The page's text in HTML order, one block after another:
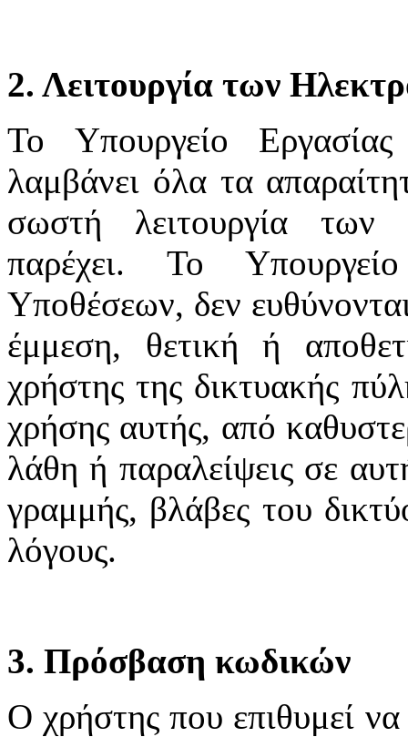
2. Λειτουργία των
Το Υπουργείο
λαμβάνει όλα τα
σωστή λειτουργία των
παρέχει. Το
Υποθέσεων, δεν
έμμεση, θετική ή
χρήστης της δικτυακής
χρήσης αυτής, από
λάθη ή παραλείψεις σε
γραμμής, βλάβες του
λόγους.
3. Πρόσβαση κωδικών
Ο χρήστης που επιθυμεί να